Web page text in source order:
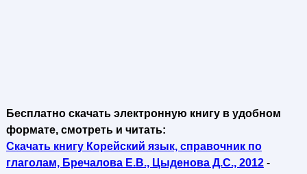
Бесплатно скачать электронную книгу в удобном
формате, смотреть и читать:
Скачать книгу Корейский язык, справочник по
глаголам, Бречалова Е.В., Цыденова Д.С., 2012-